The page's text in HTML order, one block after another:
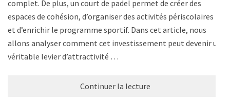
complet. De plus, un court de padel permet de créer des
espaces de cohésion, d’organiser des activités périscolaires
et d’enrichir le programme sportif. Dans cet article, nous
allons analyser comment cet investissement peut devenir un
véritable levier d’attractivité …
Continuer la lecture